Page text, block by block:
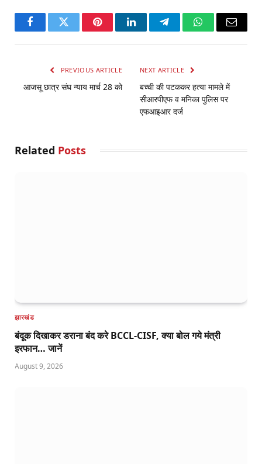
FacebookTwitter PinterestLinkedInTelegramWhatsApp
Email
PREVIOUS ARTICLE
आजसू छात्र संघ न्याय मार्च 28 को
NEXT ARTICLE
बच्ची की पटककर हत्या मामले में
सीआरपीएफ व मनिका पुलिस पर
एफआइआर दर्ज
Related Posts
झारखंड
बंदूक दिखाकर डराना बंद करे BCCL-CISF, क्या बोल गये मंत्री
इरफान… जानें
August 9, 2026